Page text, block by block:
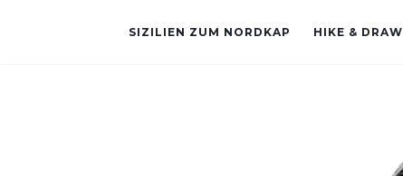
SIZILIEN ZUM NORDKAP HIKE & DRAW